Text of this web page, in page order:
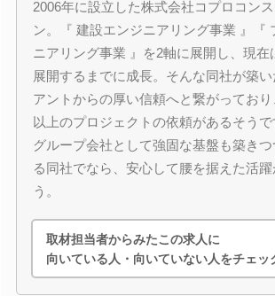
2006年に設立した株式会社コプロコン
ン。『 建設エンジニアリング事業 』『
ニアリング事業 』を2軸に展開し、現在
展開するまでに成長。そんな同社が築
アントからの厚い信頼へと繋がってお
以上のプロジェクトの依頼があるそう
グループ会社として強固な基盤も築き
る同社でなら、安心して腰を据えた活躍
う。
取材担当者からみたこの求人に
向いている人・向いていない人をチェッ